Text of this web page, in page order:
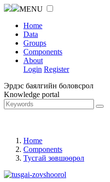
MENU
Home
Data
Groups
Components
About
Login Register
Эрдэс баялгийн боловсрол
Knowledge portal
Home
Components
Тусгай зөвшөөрөл